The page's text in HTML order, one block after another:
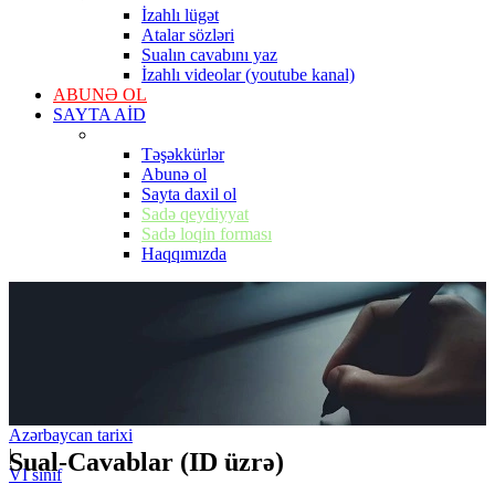
İzahlı lügət
Atalar sözləri
Sualın cavabını yaz
İzahlı videolar (youtube kanal)
ABUNƏ OL
SAYTA AİD
Təşəkkürlər
Abunə ol
Sayta daxil ol
Sadə qeydiyyat
Sadə loqin forması
Haqqımızda
Sual-Cavablar (ID üzrə)
Azərbaycan tarixi
|
VI sinif